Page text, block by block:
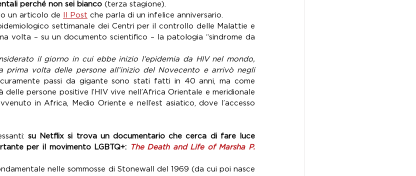
perché non sei bianco (terza stagione).
un articolo de
Il Post che parla di un infelice anniversario.
settimanale dei Centri per il controllo delle Malattie e
volta – su un documento scientifico – la patologia “sindrome da
il giorno in cui ebbe inizio l’epidemia da HIV nel mondo,
prima volta delle persone all’inizio del Novecento e arrivò negli
passi da gigante sono stati fatti in 40 anni, ma come
persone positive l’HIV vive nell’Africa Orientale e meridionale
in Africa, Medio Oriente e nell’est asiatico, dove l’accesso
su Netflix si trova un documentario che cerca di fare luce
per il movimento LGBTQ+:
The Death and Life of Marsha P.
nelle sommosse di Stonewall del 1969 (da cui poi nasce